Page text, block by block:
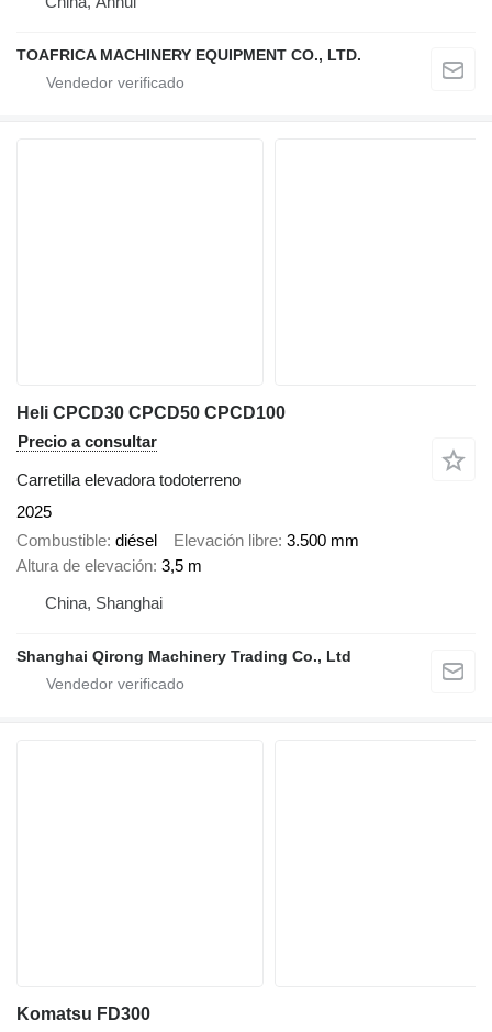
TOAFRICA MACHINERY EQUIPMENT CO., LTD.
Heli CPCD30 CPCD50 CPCD100
Precio a consultar
Carretilla elevadora todoterreno
2025
Combustible diésel Elevación libre 3.500 mm
Altura de elevación 3,5 m
China, Shanghai
Shanghai Qirong Machinery Trading Co., Ltd
Komatsu FD300